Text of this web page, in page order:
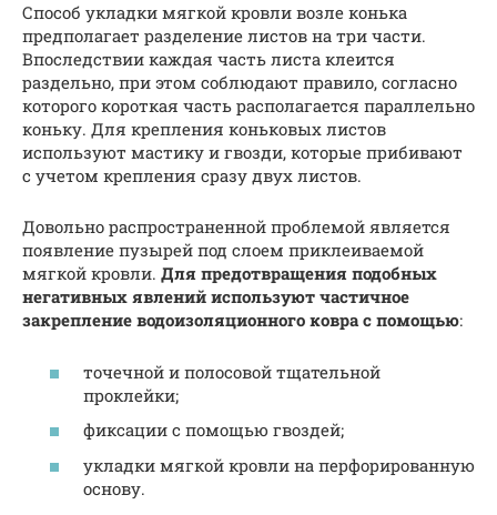
Способ укладки мягкой кровли возле конька
предполагает разделение листов на три части.
Впоследствии каждая часть листа клеится
раздельно, при этом соблюдают правило, согласно
которого короткая часть располагается параллельно
коньку. Для крепления коньковых листов
используют мастику и гвозди, которые прибивают
с учетом крепления сразу двух листов.
Довольно распространенной проблемой является
появление пузырей под слоем приклеиваемой
мягкой кровли. Для предотвращения подобных
негативных явлений используют частичное
закрепление водоизоляционного ковра с помощью:
точечной и полосовой тщательной
проклейки;
фиксации с помощью гвоздей;
укладки мягкой кровли на перфорированную
основу.